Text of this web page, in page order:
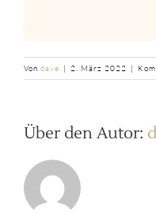
Von dave | 2. März 2022 |
Über den Autor: